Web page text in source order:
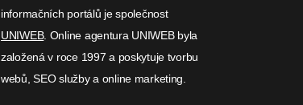
informačních portálů je společnost
UNIWEB. Online agentura UNIWEB byla
založená v roce 1997 a poskytuje tvorbu
webů, SEO služby a online marketing.